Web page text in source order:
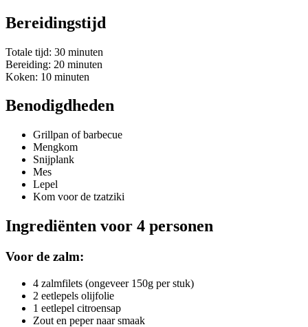
Bereidingstijd
Totale tijd: 30 minuten
Bereiding: 20 minuten
Koken: 10 minuten
Benodigdheden
Grillpan of barbecue
Mengkom
Snijplank
Mes
Lepel
Kom voor de tzatziki
Ingrediënten voor 4 personen
Voor de zalm:
4 zalmfilets (ongeveer 150g per stuk)
2 eetlepels olijfolie
1 eetlepel citroensap
Zout en peper naar smaak